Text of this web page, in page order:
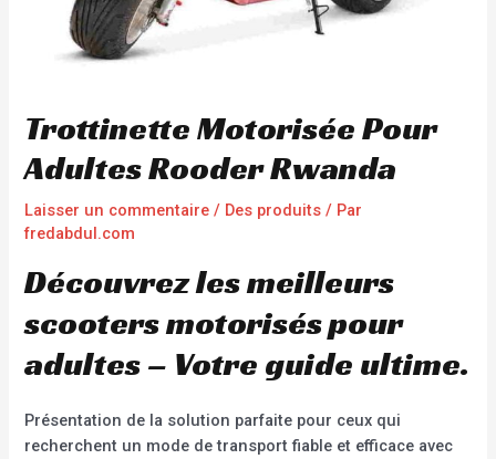
Trottinette Motorisée Pour
Adultes Rooder Rwanda
Laisser un commentaire / Des produits / Par
fredabdul.com
Découvrez les meilleurs
scooters motorisés pour
adultes – Votre guide ultime.
Présentation de la solution parfaite pour ceux qui
recherchent un mode de transport fiable et efficace avec